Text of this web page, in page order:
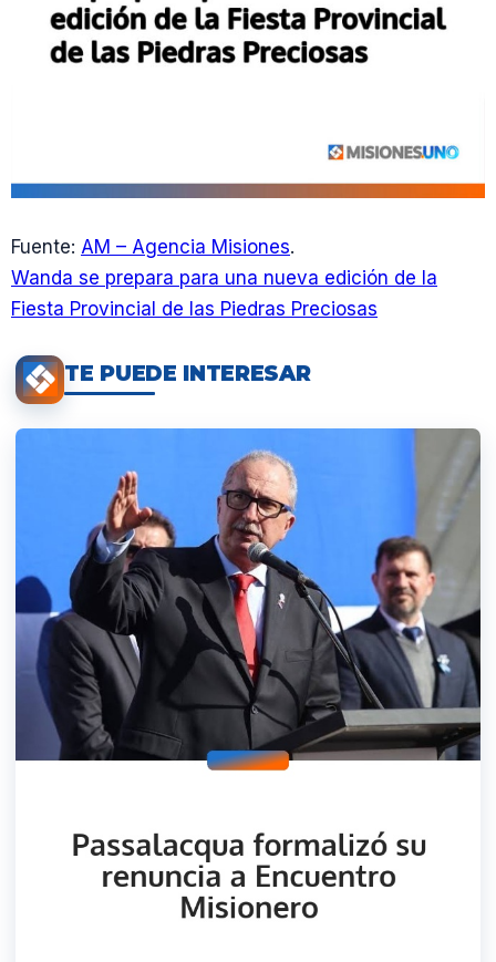
Fuente: AM – Agencia Misiones.
Wanda se prepara para una nueva edición de la
Fiesta Provincial de las Piedras Preciosas
TE PUEDE INTERESAR